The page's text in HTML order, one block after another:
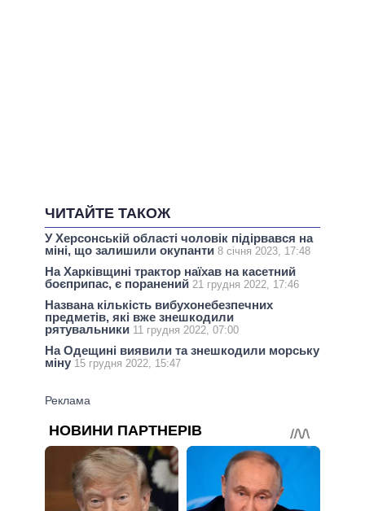
ЧИТАЙТЕ ТАКОЖ
У Херсонській області чоловік підірвався на
міні, що залишили окупанти 8 січня 2023, 17:48
На Харківщині трактор наїхав на касетний
боєприпас, є поранений 21 грудня 2022, 17:46
Названа кількість вибухонебезпечних
предметів, які вже знешкодили
рятувальники 11 грудня 2022, 07:00
На Одещині виявили та знешкодили морську
міну 15 грудня 2022, 15:47